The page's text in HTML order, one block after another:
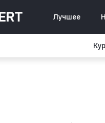
Лучшее